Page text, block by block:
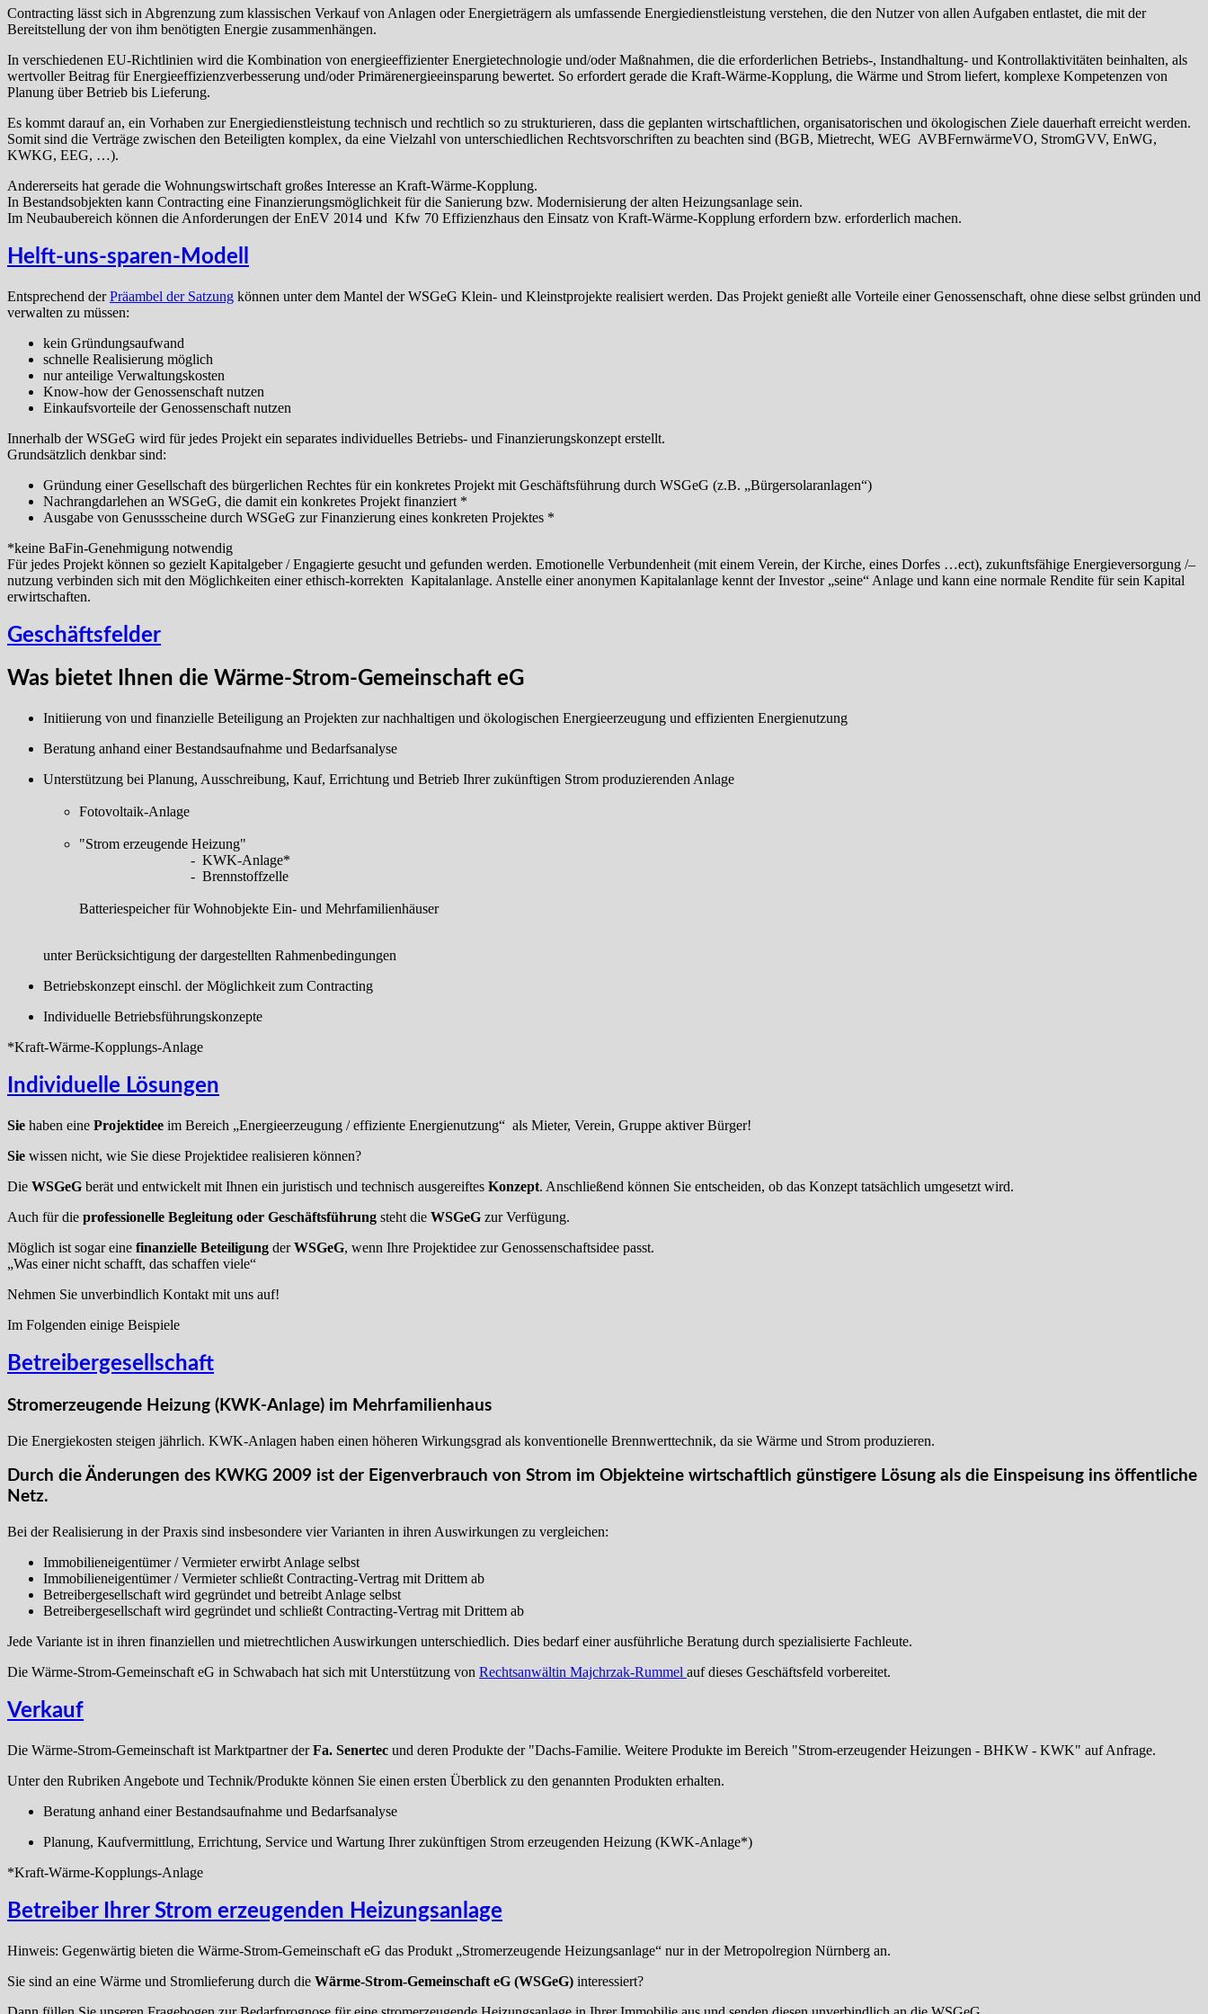
Contracting lässt sich in Abgrenzung zum klassischen Verkauf von Anlagen oder Energieträgern als umfassende Energiedienstleistung verstehen, die den Nutzer von allen Aufgaben entlastet, die mit der
Bereitstellung der von ihm benötigten Energie zusammenhängen.
In verschiedenen EU-Richtlinien wird die Kombination von energieeffizienter Energietechnologie und/oder Maßnahmen, die die erforderlichen Betriebs-, Instandhaltung- und Kontrollaktivitäten beinhalten, als
wertvoller Beitrag für Energieeffizienzverbesserung und/oder Primärenergieeinsparung bewertet. So erfordert gerade die Kraft-Wärme-Kopplung, die Wärme und Strom liefert, komplexe Kompetenzen von
Planung über Betrieb bis Lieferung.
Es kommt darauf an, ein Vorhaben zur Energiedienstleistung technisch und rechtlich so zu strukturieren, dass die geplanten wirtschaftlichen, organisatorischen und ökologischen Ziele dauerhaft erreicht werden.
Somit sind die Verträge zwischen den Beteiligten komplex, da eine Vielzahl von unterschiedlichen Rechtsvorschriften zu beachten sind (BGB, Mietrecht, WEG AVBFernwärmeVO, StromGVV, EnWG,
KWKG, EEG, …).
Andererseits hat gerade die Wohnungswirtschaft großes Interesse an Kraft-Wärme-Kopplung.
In Bestandsobjekten kann Contracting eine Finanzierungsmöglichkeit für die Sanierung bzw. Modernisierung der alten Heizungsanlage sein.
Im Neubaubereich können die Anforderungen der EnEV 2014 und Kfw 70 Effizienzhaus den Einsatz von Kraft-Wärme-Kopplung erfordern bzw. erforderlich machen.
Helft-uns-sparen-Modell
Entsprechend derPräambel der Satzung können unter dem Mantel der WSGeG Klein- und Kleinstprojekte realisiert werden. Das Projekt genießt alle Vorteile einer Genossenschaft, ohne diese selbst gründen und
verwalten zu müssen:
kein Gründungsaufwand
schnelle Realisierung möglich
nur anteilige Verwaltungskosten
Know-how der Genossenschaft nutzen
Einkaufsvorteile der Genossenschaft nutzen
Innerhalb der WSGeG wird für jedes Projekt ein separates individuelles Betriebs- und Finanzierungskonzept erstellt.
Grundsätzlich denkbar sind:
Gründung einer Gesellschaft des bürgerlichen Rechtes für ein konkretes Projekt mit Geschäftsführung durch WSGeG (z.B. „Bürgersolaranlagen“)
Nachrangdarlehen an WSGeG, die damit ein konkretes Projekt finanziert *
Ausgabe von Genussscheine durch WSGeG zur Finanzierung eines konkreten Projektes *
*keine BaFin-Genehmigung notwendig
Für jedes Projekt können so gezielt Kapitalgeber / Engagierte gesucht und gefunden werden. Emotionelle Verbundenheit (mit einem Verein, der Kirche, eines Dorfes …ect), zukunftsfähige Energieversorgung /–
nutzung verbinden sich mit den Möglichkeiten einer ethisch-korrekten Kapitalanlage. Anstelle einer anonymen Kapitalanlage kennt der Investor „seine“ Anlage und kann eine normale Rendite für sein Kapital
erwirtschaften.
Geschäftsfelder
Was bietet Ihnen die Wärme-Strom-Gemeinschaft eG
Initiierung von und finanzielle Beteiligung an Projekten zur nachhaltigen und ökologischen Energieerzeugung und effizienten Energienutzung
Beratung anhand einer Bestandsaufnahme und Bedarfsanalyse
Unterstützung bei Planung, Ausschreibung, Kauf, Errichtung und Betrieb Ihrer zukünftigen Strom produzierenden Anlage
Fotovoltaik-Anlage
"Strom erzeugende Heizung"
- KWK-Anlage*
- Brennstoffzelle
Batteriespeicher für Wohnobjekte Ein- und Mehrfamilienhäuser
unter Berücksichtigung der dargestellten Rahmenbedingungen
Betriebskonzept einschl. der Möglichkeit zum Contracting
Individuelle Betriebsführungskonzepte
*Kraft-Wärme-Kopplungs-Anlage
Individuelle Lösungen
Sie haben eine Projektidee im Bereich „Energieerzeugung / effiziente Energienutzung“ als Mieter, Verein, Gruppe aktiver Bürger!
Sie wissen nicht, wie Sie diese Projektidee realisieren können?
Die WSGeG berät und entwickelt mit Ihnen ein juristisch und technisch ausgereiftes Konzept. Anschließend können Sie entscheiden, ob das Konzept tatsächlich umgesetzt wird.
Auch für die professionelle Begleitung oder Geschäftsführung steht die WSGeG zur Verfügung.
Möglich ist sogar eine finanzielle Beteiligung derWSGeG, wenn Ihre Projektidee zur Genossenschaftsidee passt.
„Was einer nicht schafft, das schaffen viele“
Nehmen Sie unverbindlich Kontakt mit uns auf!
Im Folgenden einige Beispiele
Betreibergesellschaft
Stromerzeugende Heizung (KWK-Anlage) im Mehrfamilienhaus
Die Energiekosten steigen jährlich. KWK-Anlagen haben einen höheren Wirkungsgrad als konventionelle Brennwerttechnik, da sie Wärme und Strom produzieren.
Durch die Änderungen des KWKG 2009 ist der Eigenverbrauch von Strom im Objekteine wirtschaftlich günstigere Lösung als die Einspeisung ins öffentliche
Netz.
Bei der Realisierung in der Praxis sind insbesondere vier Varianten in ihren Auswirkungen zu vergleichen:
Immobilieneigentümer / Vermieter erwirbt Anlage selbst
Immobilieneigentümer / Vermieter schließt Contracting-Vertrag mit Drittem ab
Betreibergesellschaft wird gegründet und betreibt Anlage selbst
Betreibergesellschaft wird gegründet und schließt Contracting-Vertrag mit Drittem ab
Jede Variante ist in ihren finanziellen und mietrechtlichen Auswirkungen unterschiedlich. Dies bedarf einer ausführliche Beratung durch spezialisierte Fachleute.
Die Wärme-Strom-Gemeinschaft eG in Schwabach hat sich mit Unterstützung von Rechtsanwältin Majchrzak-Rummel auf dieses Geschäftsfeld vorbereitet.
Verkauf
Die Wärme-Strom-Gemeinschaft ist Marktpartner derFa. Senertec und deren Produkte der "Dachs-Familie. Weitere Produkte im Bereich "Strom-erzeugender Heizungen - BHKW - KWK" auf Anfrage.
Unter den Rubriken Angebote und Technik/Produkte können Sie einen ersten Überblick zu den genannten Produkten erhalten.
Beratung anhand einer Bestandsaufnahme und Bedarfsanalyse
Planung, Kaufvermittlung, Errichtung, Service und Wartung Ihrer zukünftigen Strom erzeugenden Heizung (KWK-Anlage*)
*Kraft-Wärme-Kopplungs-Anlage
Betreiber Ihrer Strom erzeugenden Heizungsanlage
Hinweis: Gegenwärtig bieten die Wärme-Strom-Gemeinschaft eG das Produkt „Stromerzeugende Heizungsanlage“ nur in der Metropolregion Nürnberg an.
Sie sind an eine Wärme und Stromlieferung durch die Wärme-Strom-Gemeinschaft eG (WSGeG) interessiert?